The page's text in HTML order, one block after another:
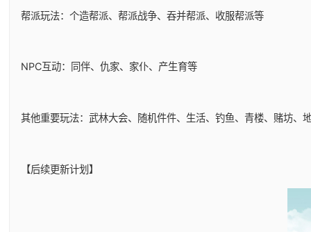
帮派玩法：个造帮派、帮派战争、吞并帮派、收服帮派等
NPC互动：同伴、仇家、家仆、产生育等
其他重要玩法：武林大会、随机件件、生活、钓鱼、青楼、赌坊、
【后续更新计划】